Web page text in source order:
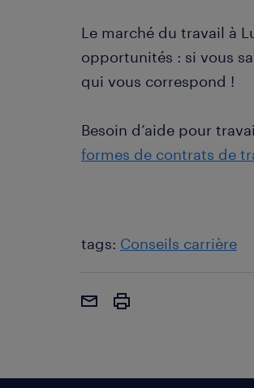
Le marché du travail à
opportunités : si vous
qui vous correspond !
Besoin d’aide pour
formes de contrats de
tags: Conseils carrière